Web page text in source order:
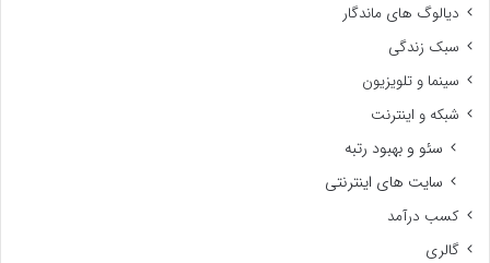
دیالوگ های ماندگار
سبک زندگی
سینما و تلویزیون
شبکه و اینترنت
سئو و بهبود رتبه
سایت های اینترنتی
کسب درآمد
گالری